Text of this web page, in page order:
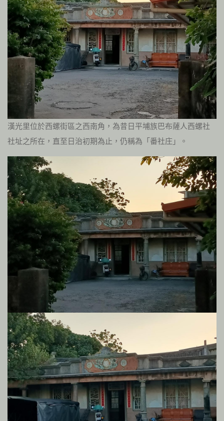
漢光里位於西螺街區之西南角，為昔日平埔族巴布薩人西螺社
社址之所在，直至日治初期為止，仍稱為「番社庄」。